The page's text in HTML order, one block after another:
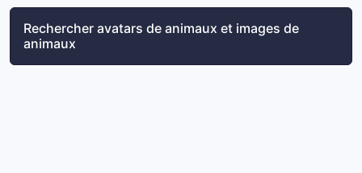
Rechercher avatars de animaux et images de
animaux